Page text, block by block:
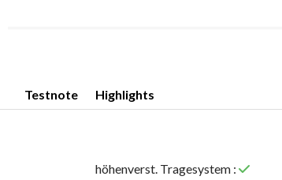
Testnote Highlights
höhenverst. Tragesystem :